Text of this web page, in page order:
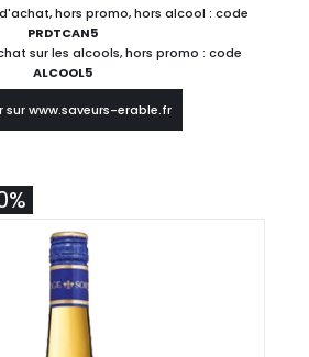
hors promo, hors alcool : code
PRDTCAN5
sur les alcools, hors promo : code
ALCOOL5
sur www.saveurs-erable.fr